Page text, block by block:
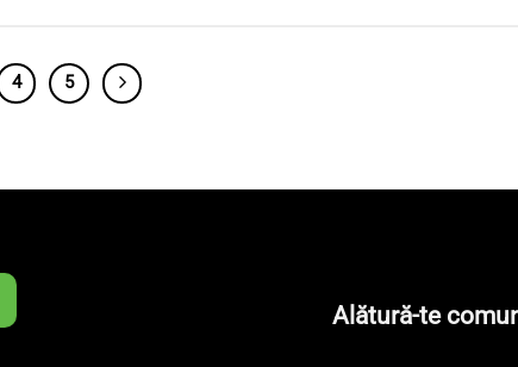
4 5
Alătură-te